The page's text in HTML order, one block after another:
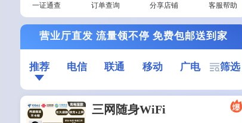
一证通查 订单查询 分享店铺 客服帮助
营业厅直发 流量领不停 免费包邮送到家
推荐 电信 联通 移动 广电 筛选
三网随身WiFi